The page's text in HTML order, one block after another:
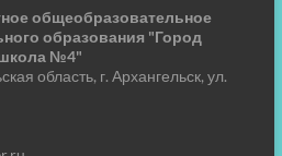
общеобразовательное
образования "Город
№4"
область, г. Архангельск, ул.